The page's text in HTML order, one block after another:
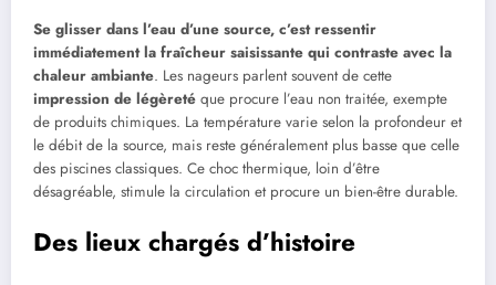
Se glisser dans l’eau d’une source, c’est ressentir
immédiatement la fraîcheur saisissante qui contraste avec la
chaleur ambiante. Les nageurs parlent souvent de cette
impression de légèreté que procure l’eau non traitée, exempte
de produits chimiques. La température varie selon la profondeur et
le débit de la source, mais reste généralement plus basse que celle
des piscines classiques. Ce choc thermique, loin d’être
désagréable, stimule la circulation et procure un bien-être durable.
Des lieux chargés d’histoire